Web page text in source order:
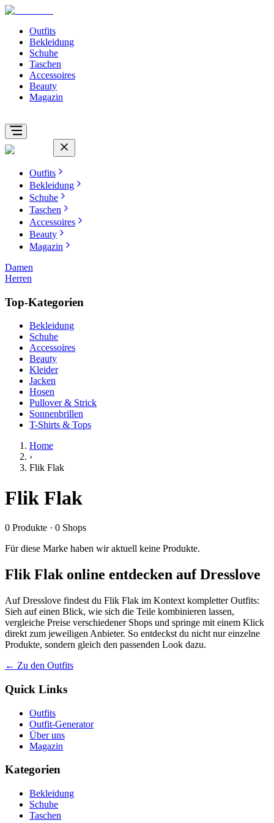
Outfits
Bekleidung
Schuhe
Taschen
Accessoires
Beauty
Magazin
Outfits
Bekleidung
Schuhe
Taschen
Accessoires
Beauty
Magazin
Damen
Herren
Top-Kategorien
Bekleidung
Schuhe
Accessoires
Beauty
Kleider
Jacken
Hosen
Pullover & Strick
Sonnenbrillen
T-Shirts & Tops
Home
›
Flik Flak
Flik Flak
0 Produkte · 0 Shops
Für diese Marke haben wir aktuell keine Produkte.
Flik Flak online entdecken auf Dresslove
Auf Dresslove findest du Flik Flak im Kontext kompletter Outfits:
Sieh auf einen Blick, wie sich die Teile kombinieren lassen,
vergleiche Preise verschiedener Shops und springe mit einem Klick
direkt zum jeweiligen Anbieter. So entdeckst du nicht nur einzelne
Produkte, sondern gleich den passenden Look dazu.
← Zu den Outfits
Quick Links
Outfits
Outfit-Generator
Über uns
Magazin
Kategorien
Bekleidung
Schuhe
Taschen